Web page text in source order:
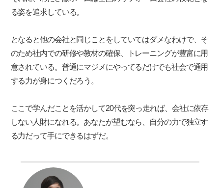
る姿を追求している。
となると他の会社と同じことをしていてはダメなわけで、そ
のため社内での研修や教材の確保、トレーニングが豊富に用
意されている。普通にマジメにやってるだけでも社会で通用
する力が身につくだろう。
ここで学んだことを活かして20代を突っ走れば、会社に依存
しない人財になれる。あなたが望むなら、自分の力で独立す
る力だって手にできるはずだ。